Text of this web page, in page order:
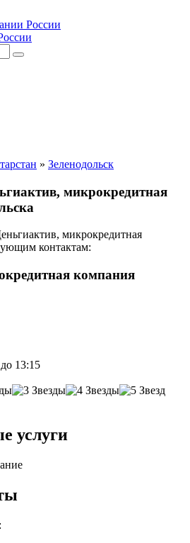
России
» Зеленодольск
микрокредитная
микрокредитная
контактам:
компания
13:15
услуги